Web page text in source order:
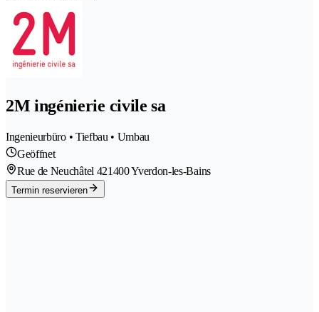
2M ingénierie civile sa
Ingenieurbüro • Tiefbau • Umbau
Geöffnet
Rue de Neuchâtel 421400 Yverdon-les-Bains
Termin reservieren